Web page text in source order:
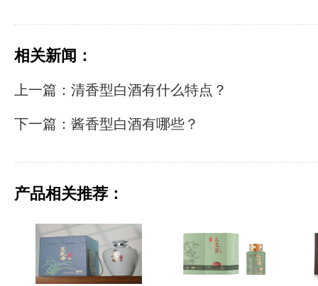
相关新闻：
上一篇：清香型白酒有什么特点？
下一篇：酱香型白酒有哪些？
产品相关推荐：